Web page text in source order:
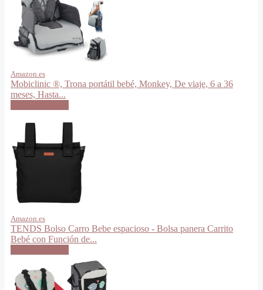
Amazon.es
Mobiclinic ®, Trona portátil bebé, Monkey, De viaje, 6 a 36
meses, Hasta...
Amazon.es
TENDS Bolso Carro Bebe espacioso - Bolsa panera Carrito
Bebé con Función de...